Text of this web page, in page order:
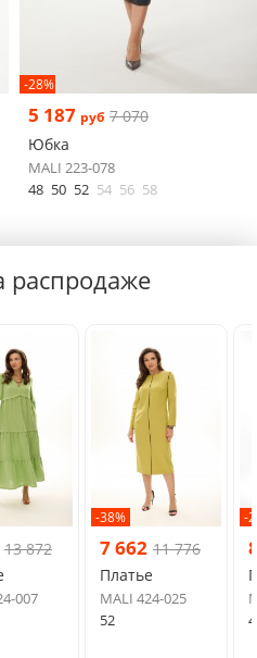
-28%
5 187 руб 7 070
Юбка
MALI 223-078
48 50 52 54 56 58
13 872
007
-38%
7 662 11 776
Платье
MALI 424-025
52
-